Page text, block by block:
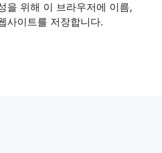
을 위해 이 브라우저에 이름,
사이트를 저장합니다.